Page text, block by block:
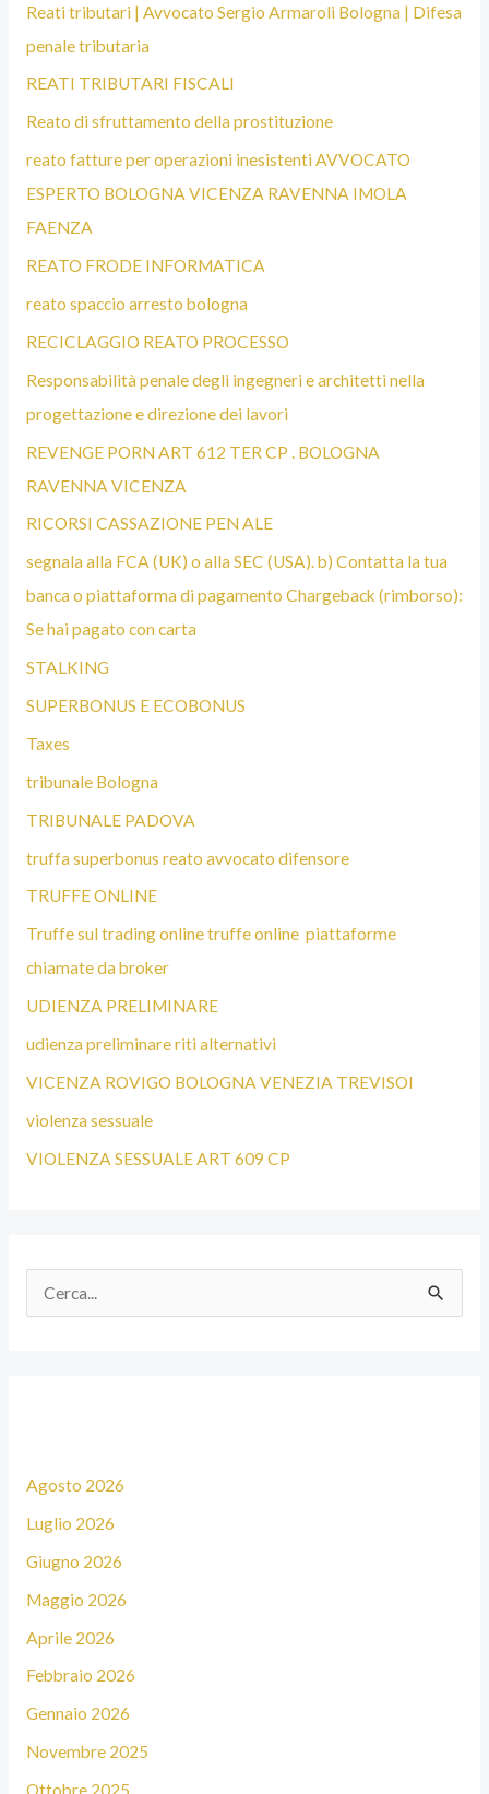
Reati tributari | Avvocato Sergio Armaroli Bologna | Difesa
penale tributaria
REATI TRIBUTARI FISCALI
Reato di sfruttamento della prostituzione
reato fatture per operazioni inesistenti AVVOCATO
ESPERTO BOLOGNA VICENZA RAVENNA IMOLA
FAENZA
REATO FRODE INFORMATICA
reato spaccio arresto bologna
RECICLAGGIO REATO PROCESSO
Responsabilità penale degli ingegneri e architetti nella
progettazione e direzione dei lavori
REVENGE PORN ART 612 TER CP . BOLOGNA
RAVENNA VICENZA
RICORSI CASSAZIONE PEN ALE
segnala alla FCA (UK) o alla SEC (USA). b) Contatta la tua
banca o piattaforma di pagamento Chargeback (rimborso):
Se hai pagato con carta
STALKING
SUPERBONUS E ECOBONUS
Taxes
tribunale Bologna
TRIBUNALE PADOVA
truffa superbonus reato avvocato difensore
TRUFFE ONLINE
Truffe sul trading online truffe online piattaforme
chiamate da broker
UDIENZA PRELIMINARE
udienza preliminare riti alternativi
VICENZA ROVIGO BOLOGNA VENEZIA TREVISOI
violenza sessuale
VIOLENZA SESSUALE ART 609 CP
Agosto 2026
Luglio 2026
Giugno 2026
Maggio 2026
Aprile 2026
Febbraio 2026
Gennaio 2026
Novembre 2025
Ottobre 2025